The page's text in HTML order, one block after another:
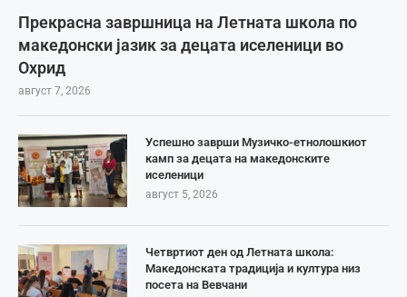
Прекрасна завршница на Летната школа по
македонски јазик за децата иселеници во
Охрид
август 7, 2026
Успешно заврши Музичко-етнолошкиот
камп за децата на македонските
иселеници
август 5, 2026
Четвртиот ден од Летната школа:
Македонската традиција и култура низ
посета на Вевчани